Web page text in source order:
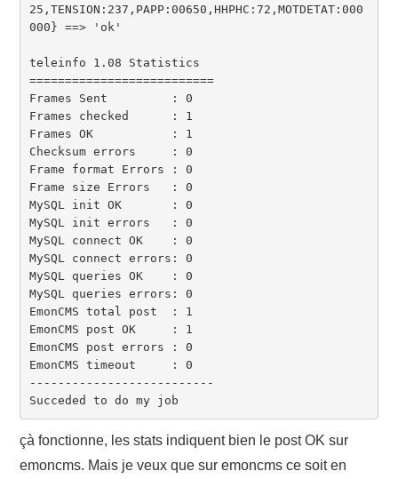
25,TENSION:237,PAPP:00650,HHPHC:72,MOTDETAT:000
000} ==> 'ok'
teleinfo 1.08 Statistics
==========================
Frames Sent         : 0
Frames checked      : 1
Frames OK           : 1
Checksum errors     : 0
Frame format Errors : 0
Frame size Errors   : 0
MySQL init OK       : 0
MySQL init errors   : 0
MySQL connect OK    : 0
MySQL connect errors: 0
MySQL queries OK    : 0
MySQL queries errors: 0
EmonCMS total post  : 1
EmonCMS post OK     : 1
EmonCMS post errors : 0
EmonCMS timeout     : 0
--------------------------
Succeded to do my job
çà fonctionne, les stats indiquent bien le post OK sur
emoncms. Mais je veux que sur emoncms ce soit en